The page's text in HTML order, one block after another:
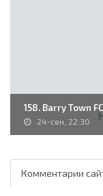
158. Barry Town
24-сен, 22:30
Комментарии